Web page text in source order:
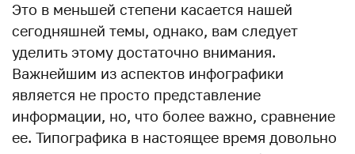
Это в меньшей степени касается нашей
сегодняшней темы, однако, вам следует
уделить этому достаточно внимания.
Важнейшим из аспектов инфографики
является не просто представление
информации, но, что более важно, сравнение
ее. Типографика в настоящее время довольно